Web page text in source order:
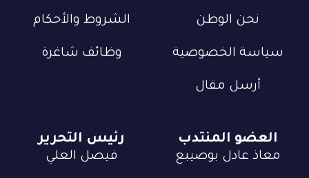
نحن الوطن الشروط والأحكام
سياسة الخصوصية وظائف شاغرة
أرسل مقال
العضو المنتدب
معاذ عادل بوصيبع
رئيس التحرير
فيصل العلي